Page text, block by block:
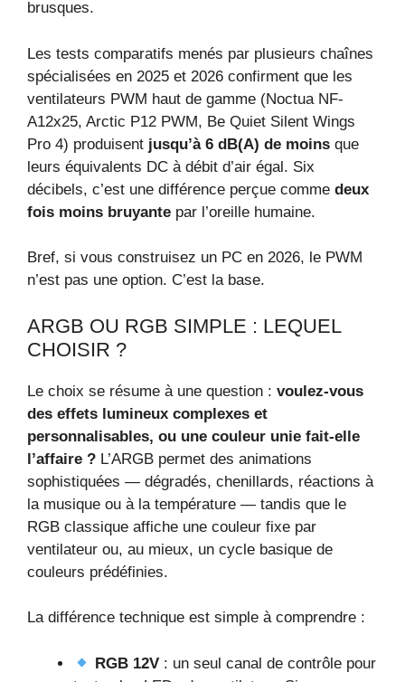
brusques.
Les tests comparatifs menés par plusieurs chaînes
spécialisées en 2025 et 2026 confirment que les
ventilateurs PWM haut de gamme (Noctua NF-
A12x25, Arctic P12 PWM, Be Quiet Silent Wings
Pro 4) produisent jusqu’à 6 dB(A) de moins que
leurs équivalents DC à débit d’air égal. Six
décibels, c’est une différence perçue comme deux
fois moins bruyante par l’oreille humaine.
Bref, si vous construisez un PC en 2026, le PWM
n’est pas une option. C’est la base.
ARGB OU RGB SIMPLE : LEQUEL
CHOISIR ?
Le choix se résume à une question : voulez-vous
des effets lumineux complexes et
personnalisables, ou une couleur unie fait-elle
l’affaire ? L’ARGB permet des animations
sophistiquées — dégradés, chenillards, réactions à
la musique ou à la température — tandis que le
RGB classique affiche une couleur fixe par
ventilateur ou, au mieux, un cycle basique de
couleurs prédéfinies.
La différence technique est simple à comprendre :
RGB 12V : un seul canal de contrôle pour